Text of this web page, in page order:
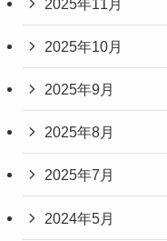
2025年10月
2025年9月
2025年8月
2025年7月
2024年5月